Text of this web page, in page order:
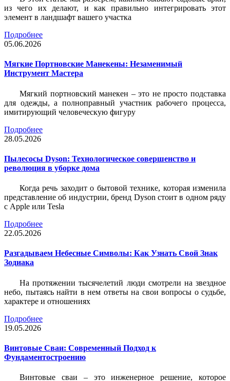
из чего их делают, и как правильно интегрировать этот
элемент в ландшафт вашего участка
Подробнее
05.06.2026
Мягкие Портновские Манекены: Незаменимый
Инструмент Мастера
Мягкий портновский манекен – это не просто подставка
для одежды, а полноправный участник рабочего процесса,
имитирующий человеческую фигуру
Подробнее
28.05.2026
Пылесосы Dyson: Технологическое совершенство и
революция в уборке дома
Когда речь заходит о бытовой технике, которая изменила
представление об индустрии, бренд Dyson стоит в одном ряду
с Apple или Tesla
Подробнее
22.05.2026
Разгадываем Небесные Символы: Как Узнать Свой Знак
Зодиака
На протяжении тысячелетий люди смотрели на звездное
небо, пытаясь найти в нем ответы на свои вопросы о судьбе,
характере и отношениях
Подробнее
19.05.2026
Винтовые Сваи: Современный Подход к
Фундаментостроению
Винтовые сваи – это инженерное решение, которое